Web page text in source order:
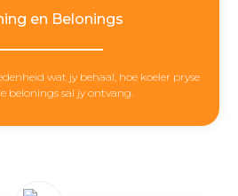
en Belonings
wat jy behaal, hoe koeler pryse
belonings sal jy ontvang.